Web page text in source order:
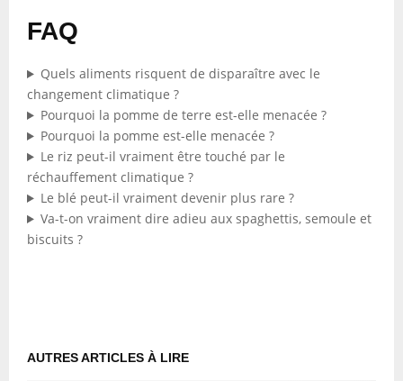
FAQ
Quels aliments risquent de disparaître avec le
changement climatique ?
Pourquoi la pomme de terre est-elle menacée ?
Pourquoi la pomme est-elle menacée ?
Le riz peut-il vraiment être touché par le
réchauffement climatique ?
Le blé peut-il vraiment devenir plus rare ?
Va-t-on vraiment dire adieu aux spaghettis, semoule et
biscuits ?
AUTRES ARTICLES À LIRE